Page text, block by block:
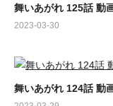
舞いあがれ 125話 動
2023-03-30
舞いあがれ 124話 動